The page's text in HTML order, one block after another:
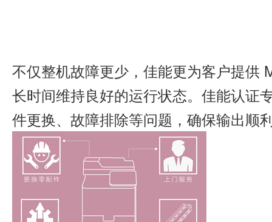
不仅整机故障更少，佳能更为客户提供
长时间维持良好的运行状态。佳能认证
件更换、故障排除等问题，确保输出顺